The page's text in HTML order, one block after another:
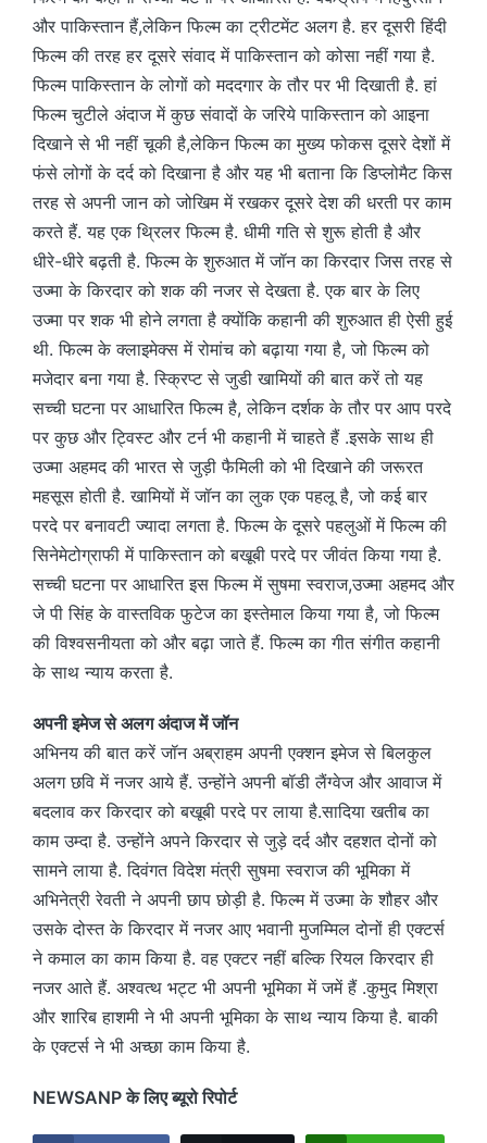
और पाकिस्तान हैं,लेकिन फिल्म का ट्रीटमेंट अलग है. हर दूसरी हिंदी
फिल्म की तरह हर दूसरे संवाद में पाकिस्तान को कोसा नहीं गया है.
फिल्म पाकिस्तान के लोगों को मददगार के तौर पर भी दिखाती है. हां
फिल्म चुटीले अंदाज में कुछ संवादों के जरिये पाकिस्तान को आइना
दिखाने से भी नहीं चूकी है,लेकिन फिल्म का मुख्य फोकस दूसरे देशों में
फंसे लोगों के दर्द को दिखाना है और यह भी बताना कि डिप्लोमैट किस
तरह से अपनी जान को जोखिम में रखकर दूसरे देश की धरती पर काम
करते हैं. यह एक थ्रिलर फिल्म है. धीमी गति से शुरू होती है और
धीरे-धीरे बढ़ती है. फिल्म के शुरुआत में जॉन का किरदार जिस तरह से
उज्मा के किरदार को शक की नजर से देखता है. एक बार के लिए
उज्मा पर शक भी होने लगता है क्योंकि कहानी की शुरुआत ही ऐसी हुई
थी. फिल्म के क्लाइमेक्स में रोमांच को बढ़ाया गया है, जो फिल्म को
मजेदार बना गया है. स्क्रिप्ट से जुडी खामियों की बात करें तो यह
सच्ची घटना पर आधारित फिल्म है, लेकिन दर्शक के तौर पर आप परदे
पर कुछ और ट्विस्ट और टर्न भी कहानी में चाहते हैं .इसके साथ ही
उज्मा अहमद की भारत से जुड़ी फैमिली को भी दिखाने की जरूरत
महसूस होती है. खामियों में जॉन का लुक एक पहलू है, जो कई बार
परदे पर बनावटी ज्यादा लगता है. फिल्म के दूसरे पहलुओं में फिल्म की
सिनेमेटोग्राफी में पाकिस्तान को बखूबी परदे पर जीवंत किया गया है.
सच्ची घटना पर आधारित इस फिल्म में सुषमा स्वराज,उज्मा अहमद और
जे पी सिंह के वास्तविक फुटेज का इस्तेमाल किया गया है, जो फिल्म
की विश्वसनीयता को और बढ़ा जाते हैं. फिल्म का गीत संगीत कहानी
के साथ न्याय करता है.
अपनी इमेज से अलग अंदाज में जॉन
अभिनय की बात करें जॉन अब्राहम अपनी एक्शन इमेज से बिलकुल
अलग छवि में नजर आये हैं. उन्होंने अपनी बॉडी लैंग्वेज और आवाज में
बदलाव कर किरदार को बखूबी परदे पर लाया है.सादिया खतीब का
काम उम्दा है. उन्होंने अपने किरदार से जुड़े दर्द और दहशत दोनों को
सामने लाया है. दिवंगत विदेश मंत्री सुषमा स्वराज की भूमिका में
अभिनेत्री रेवती ने अपनी छाप छोड़ी है. फिल्म में उज्मा के शौहर और
उसके दोस्त के किरदार में नजर आए भवानी मुजम्मिल दोनों ही एक्टर्स
ने कमाल का काम किया है. वह एक्टर नहीं बल्कि रियल किरदार ही
नजर आते हैं. अश्वत्थ भट्ट भी अपनी भूमिका में जमें हैं .कुमुद मिश्रा
और शारिब हाशमी ने भी अपनी भूमिका के साथ न्याय किया है. बाकी
के एक्टर्स ने भी अच्छा काम किया है.
NEWSANP के लिए ब्यूरो रिपोर्ट